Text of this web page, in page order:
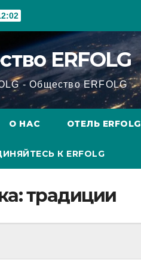
ERFOLG
- Общество ERFOLG
О НАС ОТЕЛЬ ERFOLG
К ERFOLG
традиции